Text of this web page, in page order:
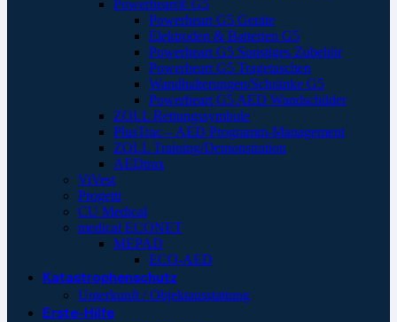
Powerheart® G5
Powerheart G5 Geräte
Elektroden & Batterien G5
Powerheart G5 Sonstiges Zubehör
Powerheart G5 Tragetaschen
Wandhalterungen/Schränke G5
Powerheart G5 AED Wandschilder
ZOLL Rettungssymbole
PlusTrac – AED Programm-Management
ZOLL Training/Demonstration
AEDtrax
ViVest
Progetti
CU Medical
medical ECONET
MEPAD
ECO-AED
Katastrophenschutz
Unterkunft / Objektausstattung
Erste-Hilfe